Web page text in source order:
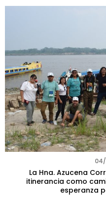
La Hna. Azucena
itinerancia como
esperanza